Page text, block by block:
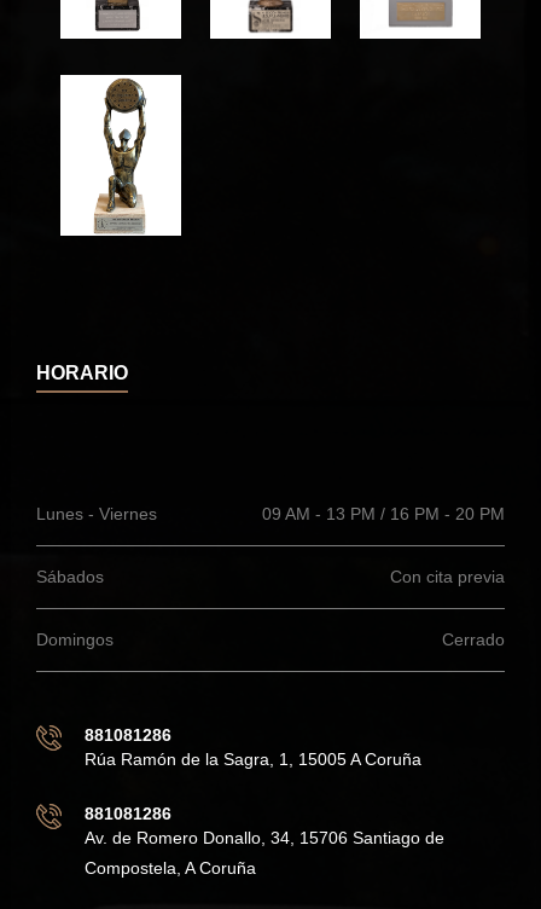
HORARIO
Lunes - Viernes 09 AM - 13 PM / 16 PM - 20 PM
Sábados Con cita previa
Domingos Cerrado
881081286
Rúa Ramón de la Sagra, 1, 15005 A Coruña
881081286
Av. de Romero Donallo, 34, 15706 Santiago de
Compostela, A Coruña